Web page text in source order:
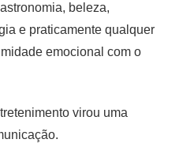
beleza,
e praticamente qualquer
emocional com o
virou uma